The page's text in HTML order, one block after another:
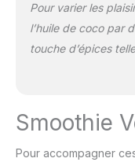
Pour varier les
l’huile de coco par
touche d’épices
Smoothie
Pour accompagner